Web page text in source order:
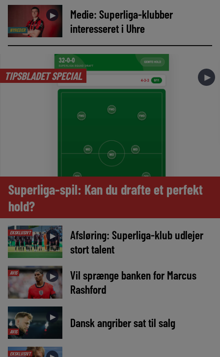
NYHEDER
►
Medie: Superliga-klubber
interesseret i Uhre
TIPSBLADET SPECIAL ►
Superliga-spil: Kan du drafte et perfekt
hold?
EKSKLUSIVT ►
Afsløring: Superliga-klub udlejer
stort talent
AVIS ►
Vil sprænge banken for Marcus
Rashford
AVIS
► Dansk angriber sat til salg
EKSKLUSIVT